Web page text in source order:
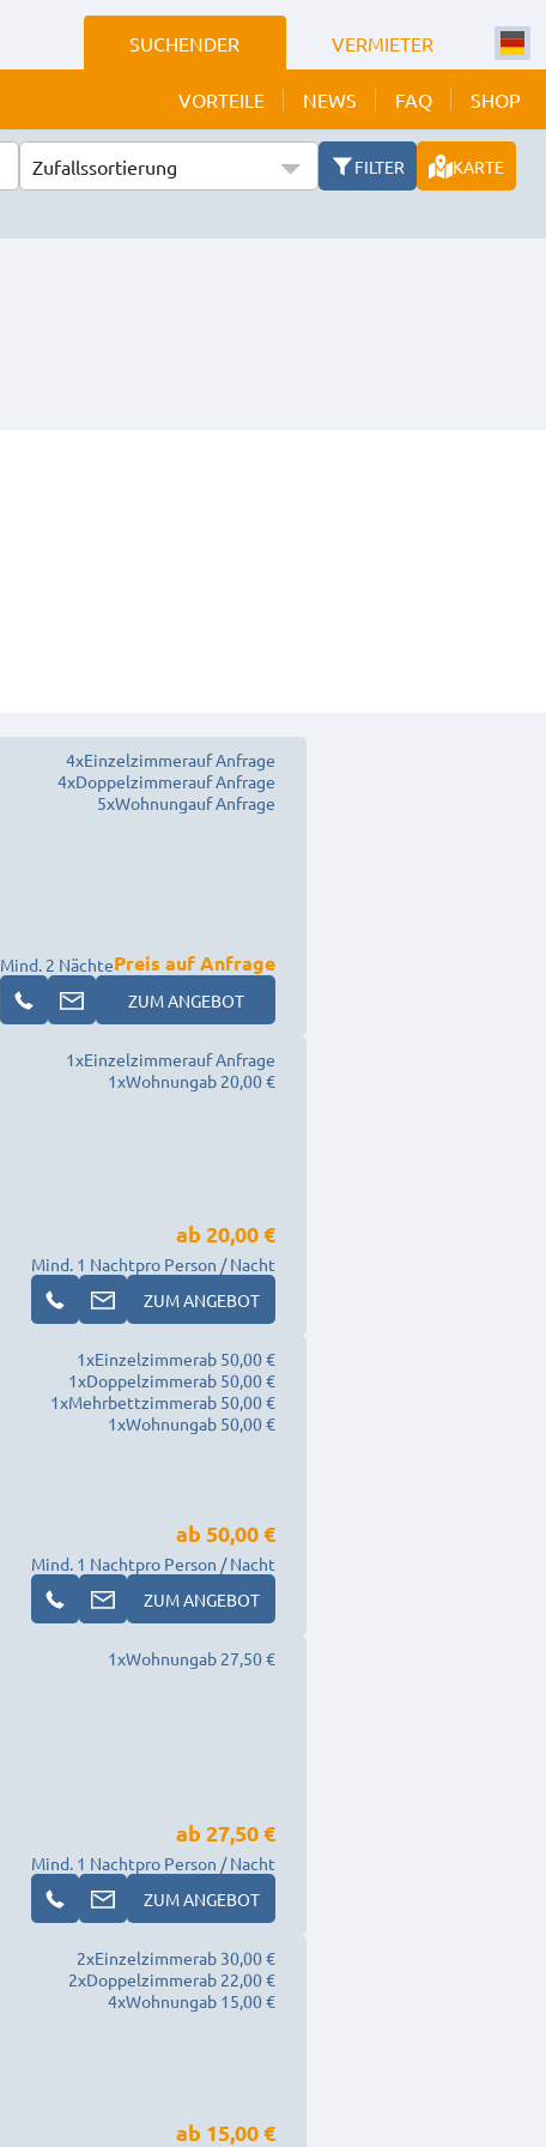
SUCHENDER VERMIETER
VORTEILE NEWS FAQ SHOP
Zufallssortierung FILTER
KARTE
4xEinzelzimmerauf Anfrage
4xDoppelzimmerauf Anfrage
5xWohnungauf Anfrage
Mind. 2 NächtePreis auf Anfrage
ZUM ANGEBOT
1xEinzelzimmerauf Anfrage
1xWohnungab 20,00 €
Mind. 1 Nacht
ab 20,00 €
pro Person / Nacht
ZUM ANGEBOT
1xEinzelzimmerab 50,00 €
1xDoppelzimmerab 50,00 €
1xMehrbettzimmerab 50,00 €
1xWohnungab 50,00 €
Mind. 1 Nacht
ab 50,00 €
pro Person / Nacht
ZUM ANGEBOT
1xWohnungab 27,50 €
Mind. 1 Nacht
ab 27,50 €
pro Person / Nacht
ZUM ANGEBOT
2xEinzelzimmerab 30,00 €
2xDoppelzimmerab 22,00 €
4xWohnungab 15,00 €
ab 15,00 €